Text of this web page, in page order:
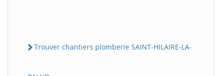
Trouver chantiers plomberie SAINT-HILAIRE-LA-